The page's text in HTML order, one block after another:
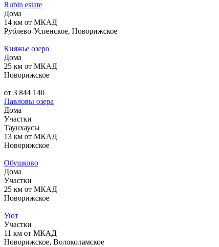
Rubin estate
Дома
14 км от МКАД
Рублево-Успенское, Новорижское
Княжье озеро
Дома
25 км от МКАД
Новорижское
от 3 844 140
Павловы озера
Дома
Участки
Таунхаусы
13 км от МКАД
Новорижское
Обушково
Дома
Участки
25 км от МКАД
Новорижское
Уют
Участки
11 км от МКАД
Новорижское, Волоколамское